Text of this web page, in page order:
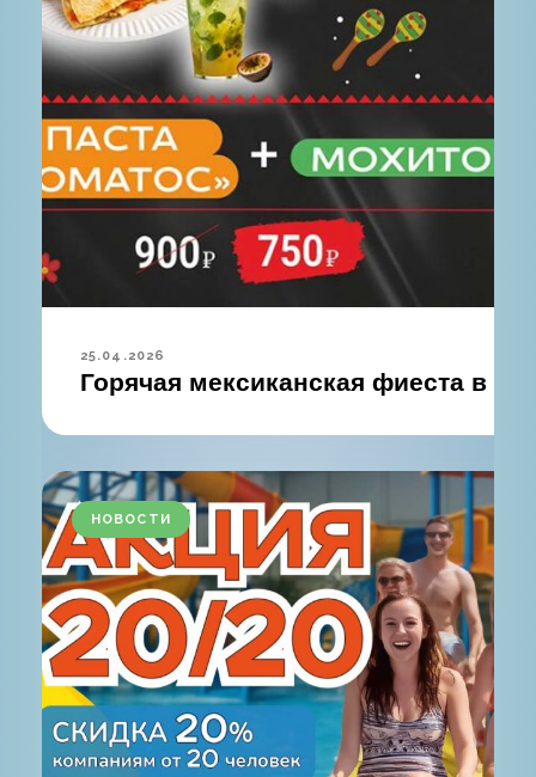
25.04.2026
Горячая мексиканская фиеста в
НОВОСТИ